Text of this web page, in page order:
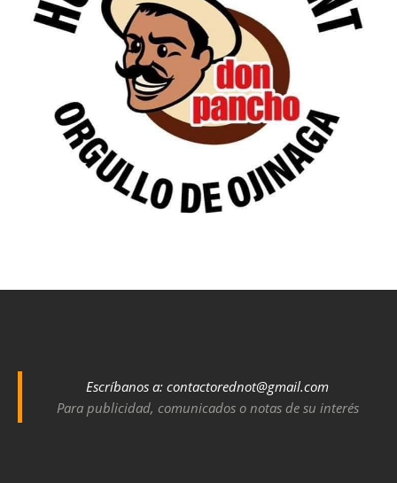
Escríbanos a: contactorednot@gmail.com
Para publicidad, comunicados o notas de su interés